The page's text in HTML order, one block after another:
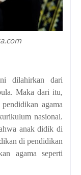
dilahirkan dari
Maka dari itu,
agama
nasional.
anak didik di
di pendidikan
agama seperti